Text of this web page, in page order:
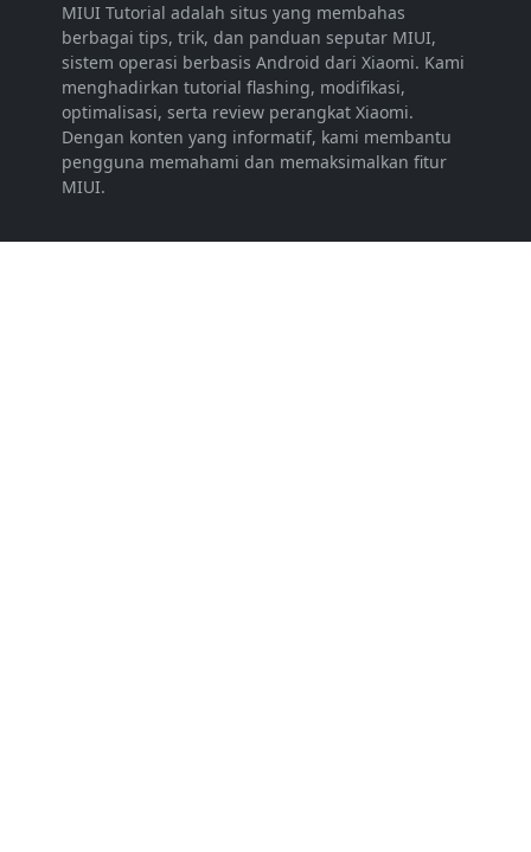
MIUI Tutorial adalah situs yang membahas
berbagai tips, trik, dan panduan seputar MIUI,
sistem operasi berbasis Android dari Xiaomi. Kami
menghadirkan tutorial flashing, modifikasi,
optimalisasi, serta review perangkat Xiaomi.
Dengan konten yang informatif, kami membantu
pengguna memahami dan memaksimalkan fitur
MIUI.